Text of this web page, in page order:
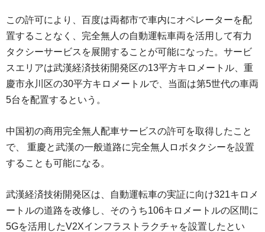
この許可により、百度は両都市で車内にオペレーターを配
置することなく、完全無人の自動運転車両を活用して有力
タクシーサービスを展開することが可能になった。サービ
スエリアは武漢経済技術開発区の13平方キロメートル、重
慶市永川区の30平方キロメートルで、当面は第5世代の車両
5台を配置するという。
中国初の商用完全無人配車サービスの許可を取得したこと
で、 重慶と武漢の一般道路に完全無人ロボタクシーを設置
することも可能になる。
武漢経済技術開発区は、自動運転車の実証に向け321キロメ
ートルの道路を改修し、そのうち106キロメートルの区間に
5Gを活用したV2Xインフラストラクチャを設置したとい